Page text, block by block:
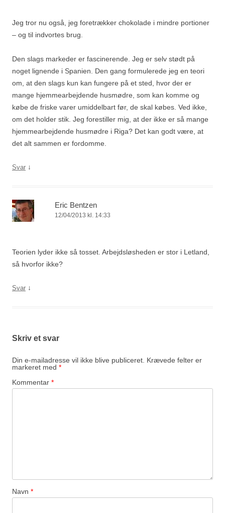
Jeg tror nu også, jeg foretrækker chokolade i mindre portioner
– og til indvortes brug.
Den slags markeder er fascinerende. Jeg er selv stødt på
noget lignende i Spanien. Den gang formulerede jeg en teori
om, at den slags kun kan fungere på et sted, hvor der er
mange hjemmearbejdende husmødre, som kan komme og
købe de friske varer umiddelbart før, de skal købes. Ved ikke,
om det holder stik. Jeg forestiller mig, at der ikke er så mange
hjemmearbejdende husmødre i Riga? Det kan godt være, at
det alt sammen er fordomme.
Svar ↓
Eric Bentzen
12/04/2013 kl. 14:33
Teorien lyder ikke så tosset. Arbejdsløsheden er stor i Letland,
så hvorfor ikke?
Svar ↓
Skriv et svar
Din e-mailadresse vil ikke blive publiceret. Krævede felter er
markeret med *
Kommentar *
Navn *